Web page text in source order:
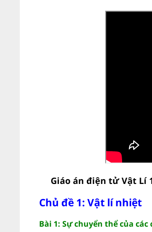
Giáo án điện tử Vật Lí
Chủ đề 1: Vật lí nhiệt
Bài 1: Sự chuyển thể của các